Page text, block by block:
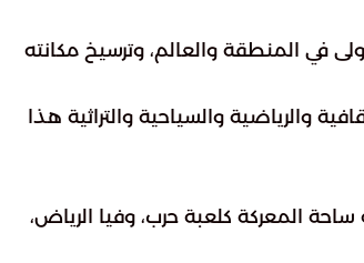
في المنطقة والعالم، وترسيخ مكانته
والثقافية والرياضية والسياحية والتراثية هذا
ساحة المعركة كلعبة حرب، وفيا الرياض،